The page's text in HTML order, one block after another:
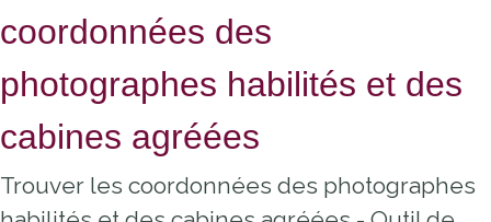
coordonnées des
photographes habilités et des
cabines agréées
Trouver les coordonnées des photographes